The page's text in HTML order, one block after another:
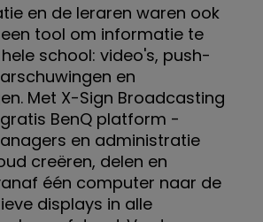
en de leraren waren ook
tool om informatie te
school: video's, push-
en
Met X-Sign Broadcasting
BenQ platform -
en administratie
creëren, delen en
één computer naar de
displays in alle